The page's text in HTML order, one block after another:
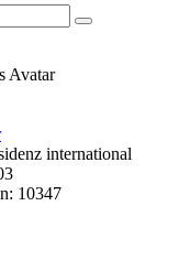
international
10347